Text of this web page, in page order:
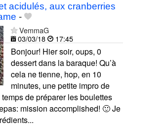
acidulés, aux cranberries
-
VemmaG
03/03/18
17:45
Bonjour! Hier soir, oups, 0
dessert dans la baraque! Qu’à
cela ne tienne, hop, en 10
minutes, une petite impro de
de préparer les boulettes
mission accomplished! 🙂 Je